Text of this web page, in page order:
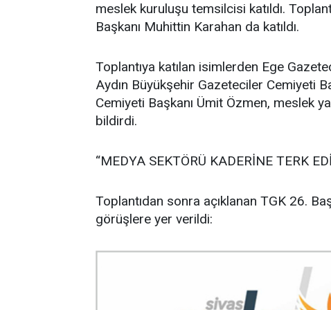
meslek kuruluşu temsilcisi katıldı.
Başkanı Muhittin Karahan da katıldı.
Toplantıya katılan isimlerden Ege
Aydın Büyükşehir Gazeteciler Cemiyeti
Cemiyeti Başkanı Ümit Özmen, meslek
bildirdi.
“MEDYA SEKTÖRÜ KADERİNE TERK
Toplantıdan sonra açıklanan TGK 26.
görüşlere yer verildi: